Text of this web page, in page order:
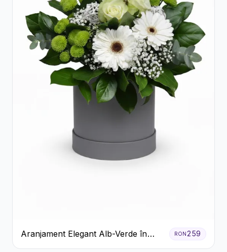
Aranjament Elegant Alb-Verde în
Cutie Gri
RON259